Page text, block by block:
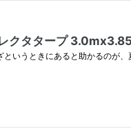
クタタープ
というときにあると助かるのが